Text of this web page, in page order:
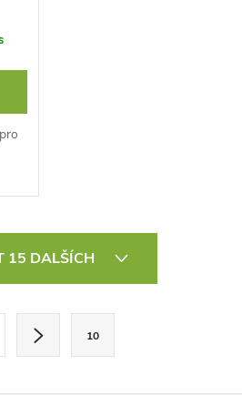
15 DALŠÍCH
10